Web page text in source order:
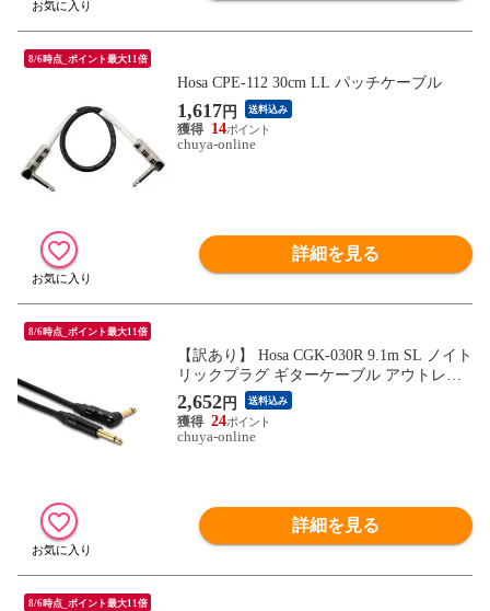
8/6時点_ポイント最大11倍
Hosa CPE-112 30cm LL パッチケーブル
1,617 円 送料込み
14
chuya-online
詳細を見る
8/6時点_ポイント最大11倍
【訳あり】 Hosa CGK-030R 9.1m SL ノイト
リックプラグ ギターケーブル アウトレッ
ト
2,652円 送料込み
24
chuya-online
詳細を見る
8/6時点_ポイント最大11倍